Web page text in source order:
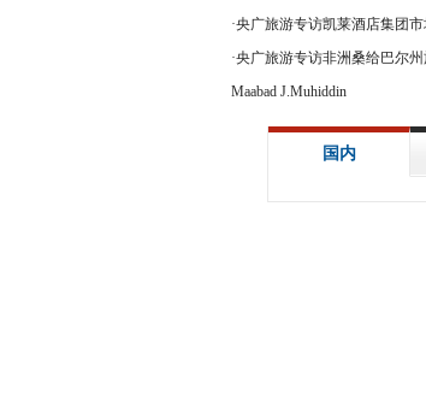
·央广旅游专访凯莱酒店集团
·央广旅游专访非洲桑给巴尔
Maabad J.Muhiddin